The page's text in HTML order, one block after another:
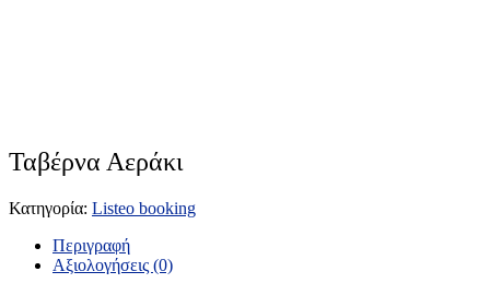
Ταβέρνα Αεράκι
Κατηγορία: Listeo booking
Περιγραφή
Αξιολογήσεις (0)